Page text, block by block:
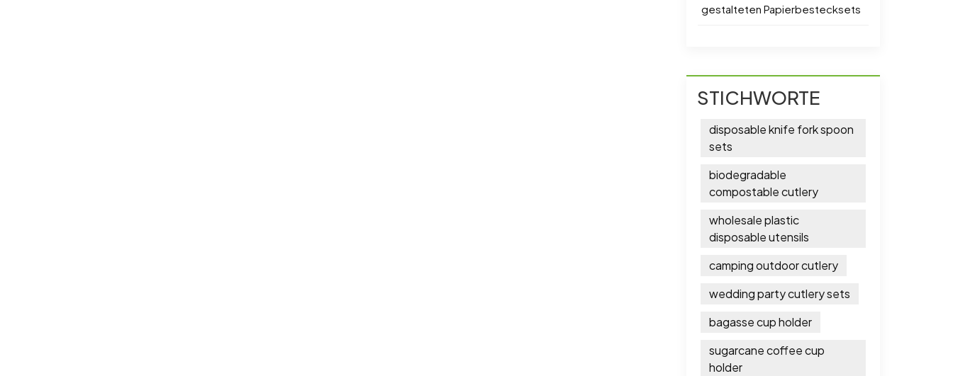
gestalteten Papierbestecksets
STICHWORTE
disposable knife fork spoon
sets
biodegradable
compostable cutlery
wholesale plastic
disposable utensils
camping outdoor cutlery
wedding party cutlery sets
bagasse cup holder
sugarcane coffee cup
holder